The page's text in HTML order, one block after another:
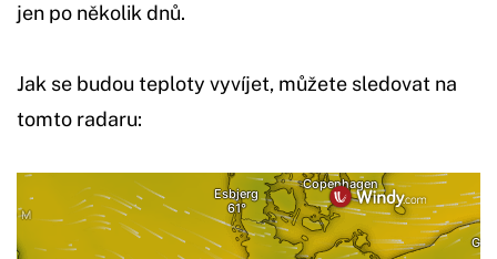
jen po několik dnů.
Jak se budou teploty vyvíjet, můžete sledovat na
tomto radaru: